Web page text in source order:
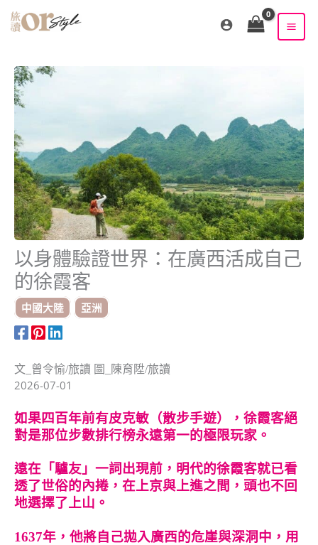
以身體驗證世界：在廣西活成自己
的徐霞客
中國大陸 亞洲
文_曾令愉/旅讀 圖_陳育陞/旅讀
2026-07-01
如果四百年前有皮克敏（散步手遊），徐霞客絕
對是那位步數排行榜永遠第一的極限玩家。
遠在「驢友」一詞出現前，明代的徐霞客就已看
透了世俗的內捲，在上京與上進之間，頭也不回
地選擇了上山。
1637年，他將自己拋入廣西的危崖與深洞中，用